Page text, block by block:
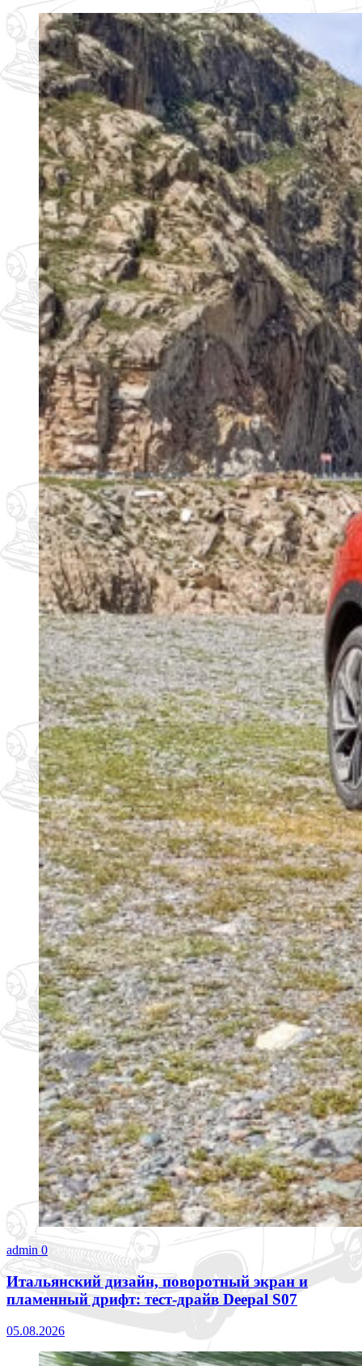
admin 0
Итальянский дизайн, поворотный экран и
пламенный дрифт: тест-драйв Deepal S07
05.08.2026